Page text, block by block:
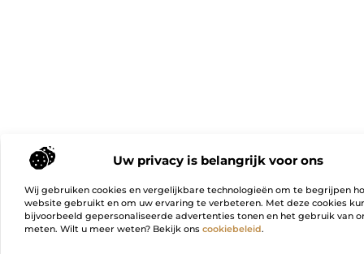
Uw privacy is belangrijk voor ons
Wij gebruiken cookies en vergelijkbare technologieën om te begrijpen
website gebruikt en om uw ervaring te verbeteren. Met deze cookies
bijvoorbeeld gepersonaliseerde advertenties tonen en het gebruik van
meten. Wilt u meer weten? Bekijk ons cookiebeleid.